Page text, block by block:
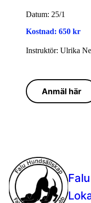
Datum: 25/1
Kostnad: 650 kr
Instruktör: Ulrika
Anmäl här